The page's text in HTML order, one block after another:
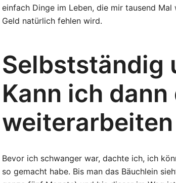
einfach Dinge im Leben, die mir tausend
Geld natürlich fehlen wird.
Selbstständig
Kann ich
Bevor ich schwanger war, dachte ich, ich
so gemacht habe. Bis man das Bäuchlein